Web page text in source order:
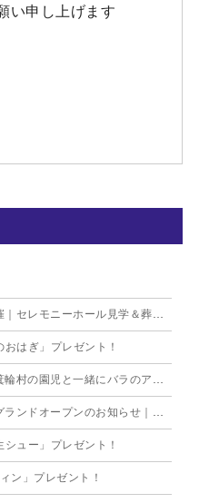
い申し上げます
ホール見学＆葬儀個別相談会のお知らせ
はぎ」プレゼント！
園児と一緒にバラのアレンジ体験
オープンのお知らせ｜愛光典礼社
ュー」プレゼント！
ン」プレゼント！